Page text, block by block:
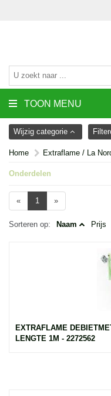
TOON MENU
Wijzig categorie
Home Extraflame / La
Onderdelen
« 1 »
Sorteren op: Naam Prijs
EXTRAFLAME
LENGTE 1M - 2272562